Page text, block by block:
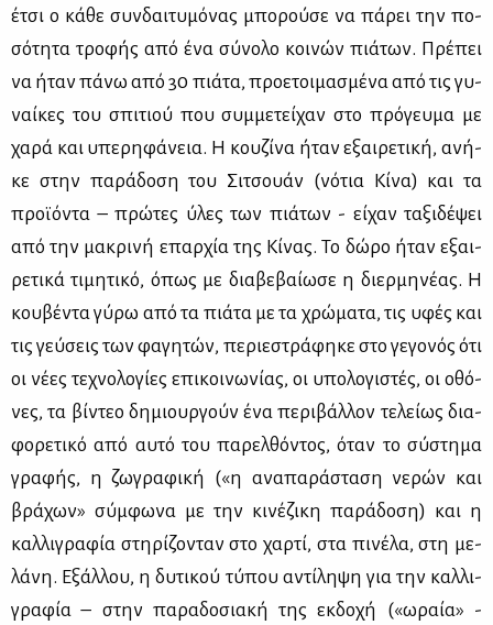
έτσι ο κά­θε συν­δαι­τυ­μό­νας μπο­ρού­σε να πά­ρει την πο­
σό­τη­τα τρο­φής από ένα σύ­νο­λο κοι­νών πιά­των. Πρέ­πει
να ήταν πά­νω από 30 πιά­τα, προ­ε­τοι­μα­σμέ­να από τις γυ­
ναί­κες του σπι­τιού που συμ­με­τεί­χαν στο πρό­γευ­μα με
χα­ρά και υπε­ρη­φά­νεια. Η κου­ζί­να ήταν εξαι­ρε­τι­κή, ανή­
κε στην πα­ρά­δο­ση του Σι­τσουάν (νό­τια Κί­να) και τα
προ­ϊ­ό­ντα – πρώ­τες ύλες των πιά­των - εί­χαν τα­ξι­δέ­ψει
από την μα­κρι­νή επαρ­χία της Κί­νας. Το δώ­ρο ήταν εξαι­
ρε­τι­κά τι­μη­τι­κό, όπως με δια­βε­βαί­ω­σε η διερ­μη­νέ­ας. Η
κου­βέ­ντα γύ­ρω από τα πιά­τα με τα χρώ­μα­τα, τις υφές και
τις γεύ­σεις των φα­γη­τών, πε­ριε­στρά­φη­κε στο γε­γο­νός ότι
οι νέ­ες τε­χνο­λο­γί­ες επι­κοι­νω­νί­ας, οι υπο­λο­γι­στές, οι οθό­
νες, τα βί­ντεο δη­μιουρ­γούν ένα πε­ρι­βάλ­λον τε­λεί­ως δια­
φο­ρε­τι­κό από αυ­τό του πα­ρελ­θό­ντος, όταν το σύ­στη­μα
γρα­φής, η ζω­γρα­φι­κή («η ανα­πα­ρά­στα­ση νε­ρών και
βρά­χων» σύμ­φω­να με την κι­νέ­ζι­κη πα­ρά­δο­ση) και η
καλ­λι­γρα­φία στη­ρί­ζο­νταν στο χαρ­τί, στα πι­νέ­λα, στη με­
λά­νη. Εξάλ­λου, η δυ­τι­κού τύ­που αντί­λη­ψη για την καλ­λι­
γρα­φία – στην πα­ρα­δο­σια­κή της εκ­δο­χή («ωραία» -